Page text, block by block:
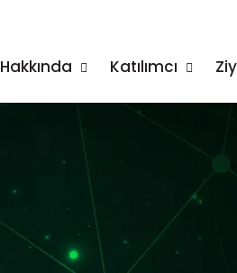
Hakkında Katılımcı